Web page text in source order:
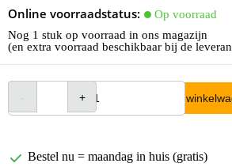
Online voorraadstatus:
Op voorraad
Nog 1 stuk op voorraad in ons magazijn
(en extra voorraad beschikbaar bij de
In
Bestel nu = maandag in huis (gratis)